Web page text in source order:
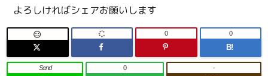
よろしければシェアお願いします
 0
B!
0
Send 0 -